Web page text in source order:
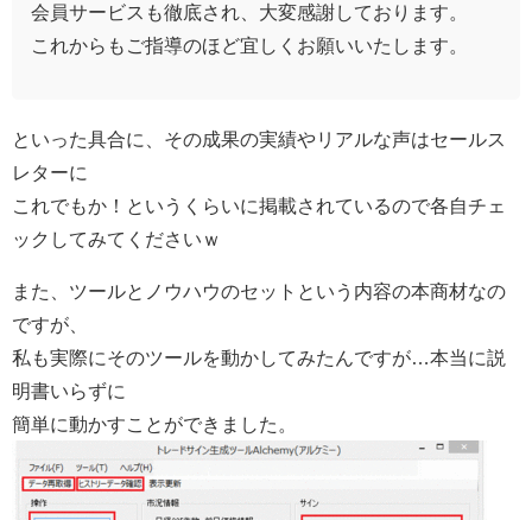
会員サービスも徹底され、大変感謝しております。
これからもご指導のほど宜しくお願いいたします。
といった具合に、その成果の実績やリアルな声はセールス
レターに
これでもか！というくらいに掲載されているので各自チェ
ックしてみてくださいｗ
また、ツールとノウハウのセットという内容の本商材なの
ですが、
私も実際にそのツールを動かしてみたんですが…本当に説
明書いらずに
簡単に動かすことができました。